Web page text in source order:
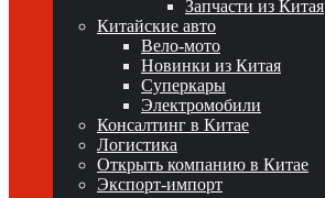
Запчасти из Китая
Китайские авто
Вело-мото
Новинки из Китая
Суперкары
Электромобили
Консалтинг в Китае
Логистика
Открыть компанию в Китае
Экспорт-импорт